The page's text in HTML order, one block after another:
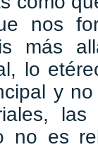
nos
más
lo
y
no es